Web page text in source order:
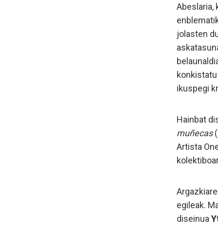
Abeslaria,
jolasten
ikuspegi
Hainbat
muñecas
Artista
egileak.
diseinua